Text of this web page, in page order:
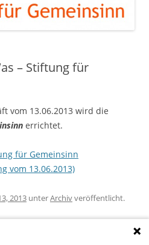
– Stiftung für
vom 13.06.2013 wird die
errichtet.
für Gemeinsinn
vom 13.06.2013)
2013 unterArchivveröffentlicht.